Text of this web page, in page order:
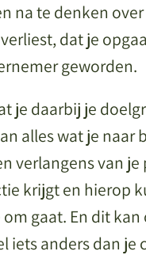
na te denken
dat je
geworden.
je daarbij je
alles wat je
verlangens van
krijgt en hierop
gaat. En dit
iets anders dan je